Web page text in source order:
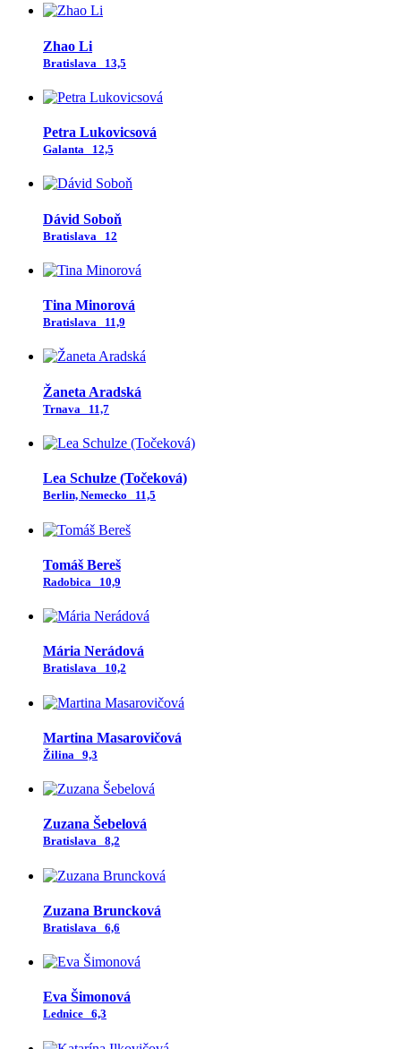
Zhao Li
Bratislava 13,5
Petra Lukovicsová
Galanta 12,5
Dávid Soboň
Bratislava 12
Tina Minorová
Bratislava 11,9
Žaneta Aradská
Trnava 11,7
Lea Schulze (Točeková)
Berlin, Nemecko 11,5
Tomáš Bereš
Radobica 10,9
Mária Nerádová
Bratislava 10,2
Martina Masarovičová
Žilina 9,3
Zuzana Šebelová
Bratislava 8,2
Zuzana Bruncková
Bratislava 6,6
Eva Šimonová
Lednice 6,3